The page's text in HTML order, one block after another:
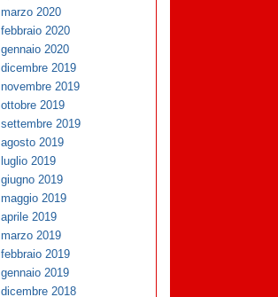
marzo 2020
febbraio 2020
gennaio 2020
dicembre 2019
novembre 2019
ottobre 2019
settembre 2019
agosto 2019
luglio 2019
giugno 2019
maggio 2019
aprile 2019
marzo 2019
febbraio 2019
gennaio 2019
dicembre 2018